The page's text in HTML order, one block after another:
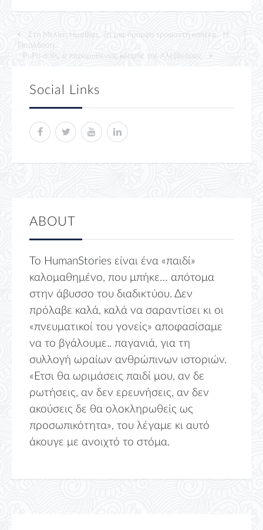
Στη Μελίκη Ημαθίας, ζει μια όμορφη τροφαντή κοπέλα. Η
Παράδοση…
PuPo dolls, ο παραμυθένιος κόσμος της Αλεξάνδρας
Social Links
ABOUT
Το HumanStories είναι ένα «παιδί»
καλομαθημένο, που μπήκε… απότομα
στην άβυσσο του διαδικτύου. Δεν
πρόλαβε καλά, καλά να σαραντίσει κι οι
«πνευματικοί του γονείς» αποφασίσαμε
να το βγάλουμε.. παγανιά, για τη
συλλογή ωραίων ανθρώπινων ιστοριών.
«Ετσι θα ωριμάσεις παιδί μου, αν δε
ρωτήσεις, αν δεν ερευνήσεις, αν δεν
ακούσεις δε θα ολοκληρωθείς ως
προσωπικότητα», του λέγαμε κι αυτό
άκουγε με ανοιχτό το στόμα.